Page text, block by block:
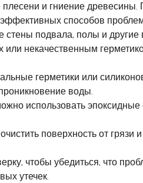
и гниение
эффективных способов
стены подвала, полы и
некачественным
герметики или
воды.
использовать
поверхность от грязи
чтобы убедиться, что
утечек.